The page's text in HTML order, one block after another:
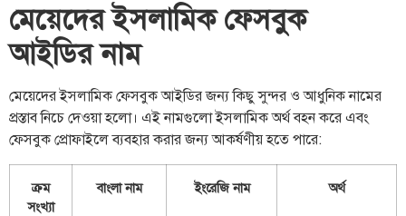
মেয়েদের ইসলামিক ফেসবুক
আইডির নাম
মেয়েদের ইসলামিক ফেসবুক আইডির জন্য কিছু সুন্দর ও আধুনিক নামের
প্রস্তাব নিচে দেওয়া হলো। এই নামগুলো ইসলামিক অর্থ বহন করে এবং
ফেসবুক প্রোফাইলে ব্যবহার করার জন্য আকর্ষণীয় হতে পারে:
ক্রম
সংখ্যা
বাংলা নাম ইংরেজি নাম অর্থ